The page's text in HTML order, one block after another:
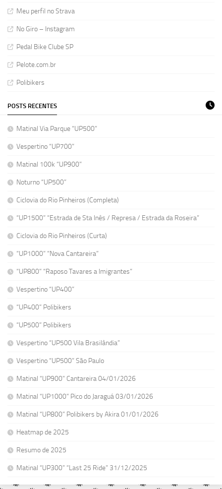
Meu perfil no Strava
No Giro – Instagram
Pedal Bike Clube SP
Pelote.com.br
Polibikers
POSTS RECENTES
Matinal Via Parque “UP500”
Vespertino “UP700”
Matinal 100k “UP900”
Noturno “UP500”
Ciclovia do Rio Pinheiros (Completa)
“UP1500” “Estrada de Sta Inês / Represa / Estrada da Roseira”
Ciclovia do Rio Pinheiros (Curta)
“UP1000” “Nova Cantareira”
“UP800” “Raposo Tavares a Imigrantes”
Vespertino “UP400”
“UP400” Polibikers
“UP500” Polibikers
Vespertino “UP500 Vila Brasilândia”
Vespertino “UP500” São Paulo
Matinal “UP900” Cantareira 04/01/2026
Matinal “UP1000” Pico do Jaraguá 03/01/2026
Matinal “UP800” Polibikers by Akira 01/01/2026
Heatmap de 2025
Resumo de 2025
Matinal “UP300” “Last 25 Ride” 31/12/2025